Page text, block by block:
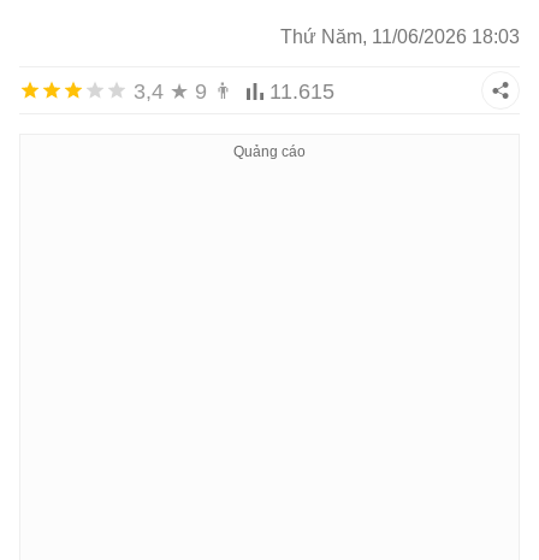
Thứ Năm, 11/06/2026 18:03
3,4 ★ 9 👨 11.615